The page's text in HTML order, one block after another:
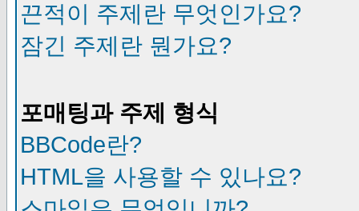
끈적이 주제란 무엇인가요?
잠긴 주제란 뭔가요?
포매팅과 주제 형식
BBCode란?
HTML을 사용할 수 있나요?